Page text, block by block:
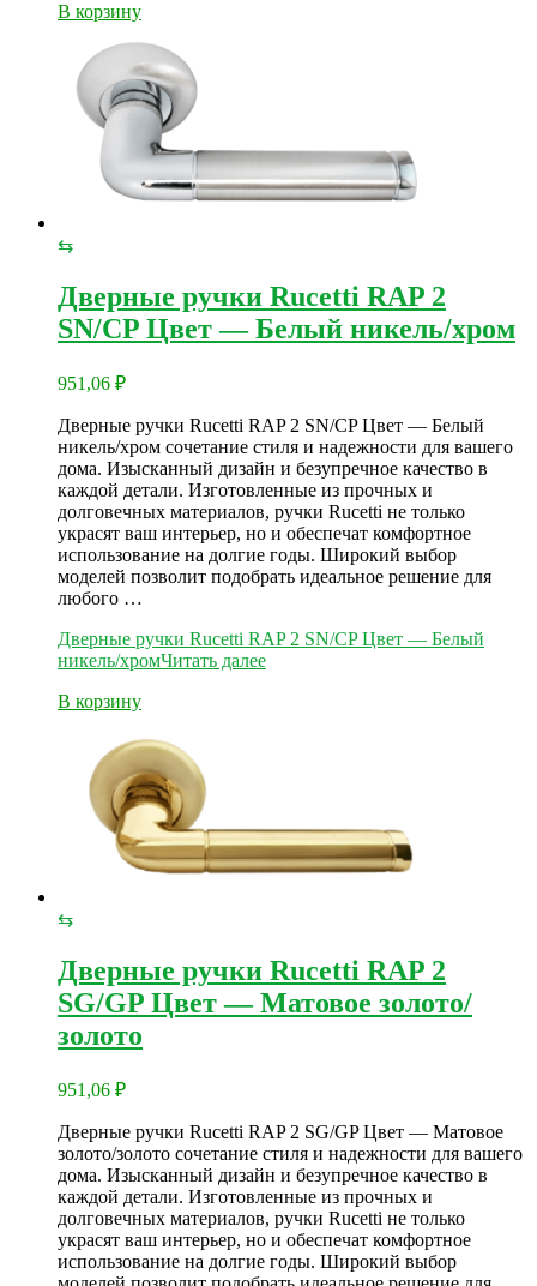
В корзину
⇆
Дверные ручки Rucetti RAP 2
SN/CP Цвет — Белый никель/хром
951,06 ₽
Дверные ручки Rucetti RAP 2 SN/CP Цвет — Белый
никель/хром сочетание стиля и надежности для вашего
дома. Изысканный дизайн и безупречное качество в
каждой детали. Изготовленные из прочных и
долговечных материалов, ручки Rucetti не только
украсят ваш интерьер, но и обеспечат комфортное
использование на долгие годы. Широкий выбор
моделей позволит подобрать идеальное решение для
любого …
Дверные ручки Rucetti RAP 2 SN/CP Цвет — Белый
никель/хромЧитать далее
В корзину
⇆
Дверные ручки Rucetti RAP 2
SG/GP Цвет — Матовое золото/
золото
951,06 ₽
Дверные ручки Rucetti RAP 2 SG/GP Цвет — Матовое
золото/золото сочетание стиля и надежности для вашего
дома. Изысканный дизайн и безупречное качество в
каждой детали. Изготовленные из прочных и
долговечных материалов, ручки Rucetti не только
украсят ваш интерьер, но и обеспечат комфортное
использование на долгие годы. Широкий выбор